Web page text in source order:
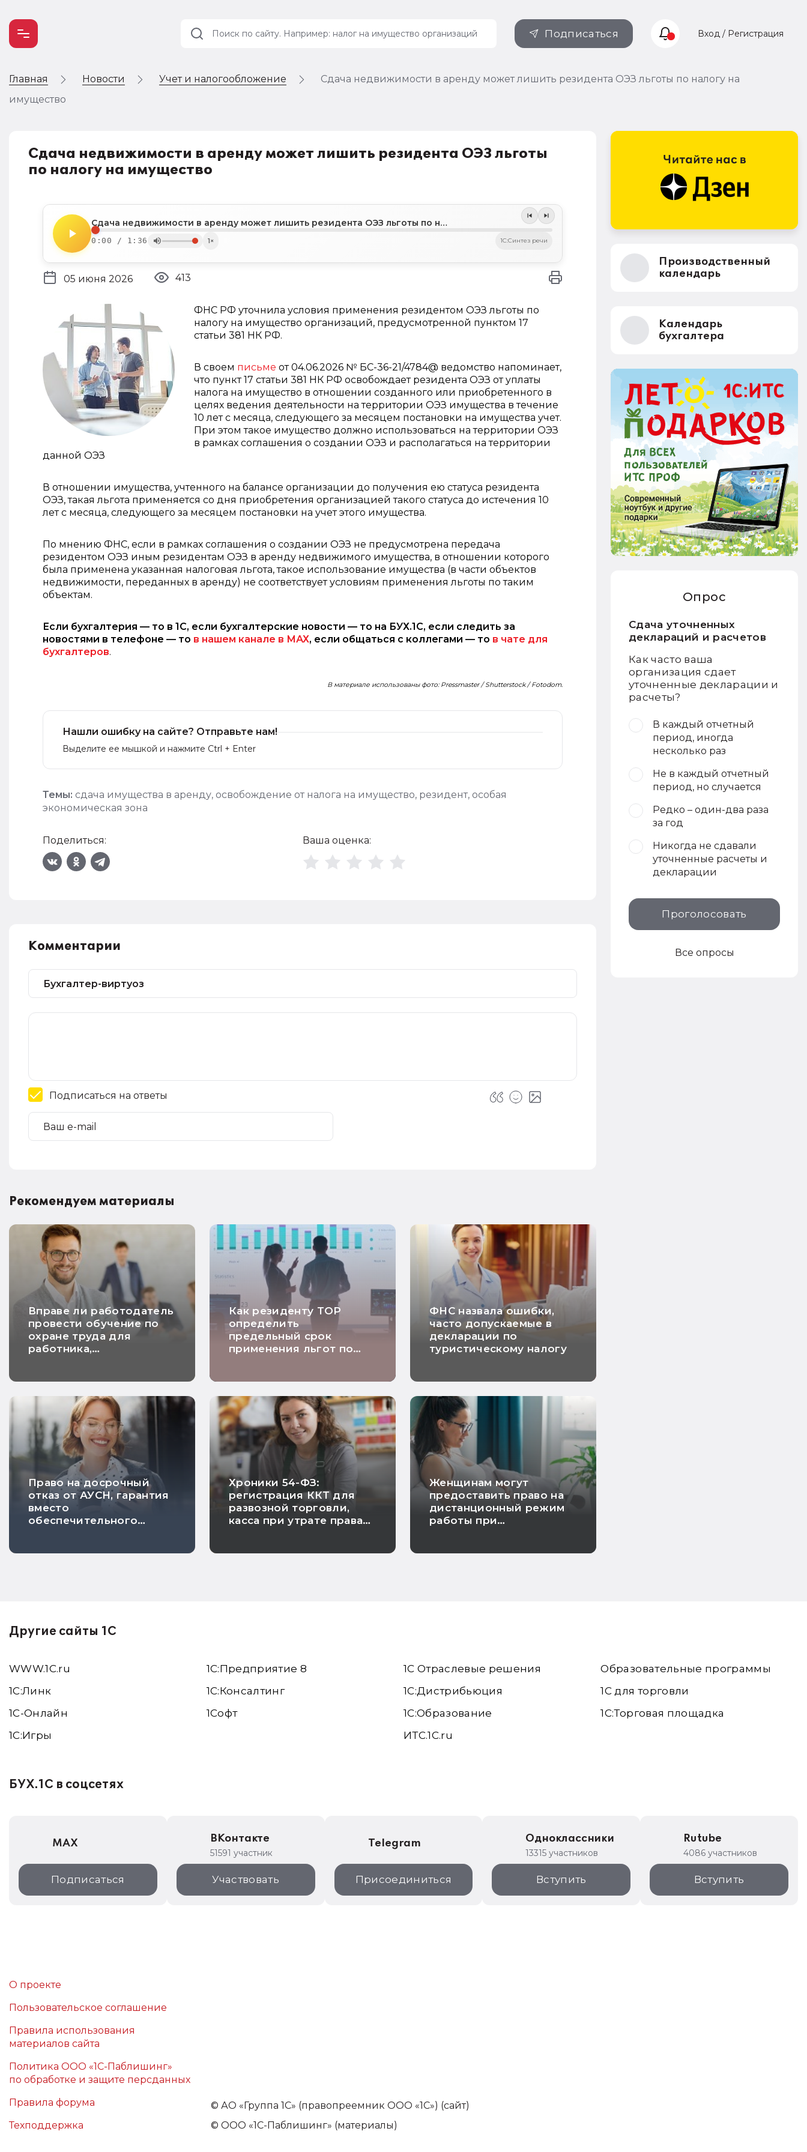
Подписаться Вход / Регистрация
Главная Новости Учет и налогообложение
Сдача недвижимости в аренду может лишить резидента ОЭЗ льготы по налогу на
имущество
Сдача недвижимости в аренду может лишить резидента ОЭЗ льготы
по налогу на имущество
Сдача недвижимости в аренду может лишить резидента ОЭЗ льготы по налогу на имущество
0:00 / 1:36 1× 1C:Синтез речи
05 июня 2026 413
ФНС РФ уточнила условия применения резидентом ОЭЗ льготы по
налогу на имущество организаций, предусмотренной пунктом 17
статьи 381 НК РФ.
В своем письме от 04.06.2026 № БС-36-21/4784@ ведомство напоминает,
что пункт 17 статьи 381 НК РФ освобождает резидента ОЭЗ от уплаты
налога на имущество в отношении созданного или приобретенного в
целях ведения деятельности на территории ОЭЗ имущества в течение
10 лет с месяца, следующего за месяцем постановки на имущества учет.
При этом такое имущество должно использоваться на территории ОЭЗ
в рамках соглашения о создании ОЭЗ и располагаться на территории
данной ОЭЗ
В отношении имущества, учтенного на балансе организации до получения ею статуса резидента
ОЭЗ, такая льгота применяется со дня приобретения организацией такого статуса до истечения 10
лет с месяца, следующего за месяцем постановки на учет этого имущества.
По мнению ФНС, если в рамках соглашения о создании ОЭЗ не предусмотрена передача
резидентом ОЭЗ иным резидентам ОЭЗ в аренду недвижимого имущества, в отношении которого
была применена указанная налоговая льгота, такое использование имущества (в части объектов
недвижимости, переданных в аренду) не соответствует условиям применения льготы по таким
объектам.
Если бухгалтерия — то в 1С, если бухгалтерские новости — то на БУХ.1С, если следить за
новостями в телефоне — то в нашем канале в МАХ, если общаться с коллегами — то в чате для
бухгалтеров.
В материале использованы фото: Pressmaster / Shutterstock / Fotodom.
Нашли ошибку на сайте? Отправьте нам!
Выделите ее мышкой и нажмите Ctrl + Enter
Темы: сдача имущества в аренду, освобождение от налога на имущество, резидент, особая
экономическая зона
Поделиться: Ваша оценка:
Комментарии
Подписаться на ответы
Рекомендуем материалы
Вправе ли работодатель
провести обучение по
охране труда для
работника,
Как резиденту ТОР
определить
предельный срок
применения льгот по
ФНС назвала ошибки,
часто допускаемые в
декларации по
туристическому налогу
Право на досрочный
отказ от АУСН, гарантия
вместо
обеспечительного
Хроники 54-ФЗ:
регистрация ККТ для
развозной торговли,
касса при утрате права
Женщинам могут
предоставить право на
дистанционный режим
работы при
Производственный
календарь
Календарь
бухгалтера
Опрос
Сдача уточненных
деклараций и расчетов
Как часто ваша
организация сдает
уточненные декларации и
расчеты?
В каждый отчетный
период, иногда
несколько раз
Не в каждый отчетный
период, но случается
Редко – один-два раза
за год
Никогда не сдавали
уточненные расчеты и
декларации
Проголосовать
Все опросы
Другие сайты 1С
WWW.1С.ru
1С:Линк
1С-Онлайн
1C:Игры
1С:Предприятие 8
1С:Консалтинг
1Софт
1С Отраслевые решения
1С:Дистрибьюция
1С:Образование
ИТС.1C.ru
Образовательные программы
1С для торговли
1С:Торговая площадка
БУХ.1С в соцсетях
MAX
Подписаться
ВКонтакте
51591 участник
Участвовать
Telegram
Присоединиться
Одноклассники
13315 участников
Вступить
Rutube
4086 участников
Вступить
О проекте
Пользовательское соглашение
Правила использования
материалов сайта
Политика ООО «1С-Паблишинг»
по обработке и защите персданных
Правила форума
Техподдержка
© АО «Группа 1С» (правопреемник ООО «1С») (сайт)
© ООО «1С-Паблишинг» (материалы)
Учет и
налогообложение